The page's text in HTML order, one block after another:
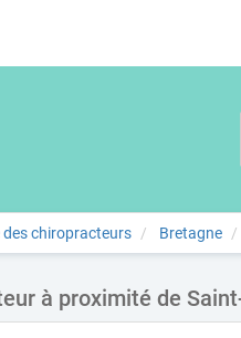
des chiropracteurs Bretagne
à proximité de